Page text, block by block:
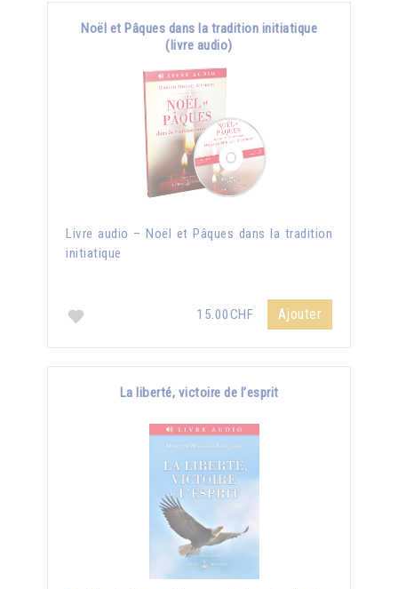
Noël et Pâques dans la tradition initiatique
(livre audio)
Livre audio – Noël et Pâques dans la tradition
initiatique
15.00CHF Ajouter
La liberté, victoire de l’esprit